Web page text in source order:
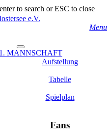
to search or ESC to close
Menu
1. MANNSCHAFT
Aufstellung
Tabelle
Spielplan
Fans